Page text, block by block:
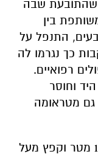
שהתובעת שבה
בין
התנפל על
כך נגרמו לה
רפואיים.
וחוסר
גם מטראומה
"הכלב שלי קפץ מעל השער, רץ 12 מטר וקפץ מעל